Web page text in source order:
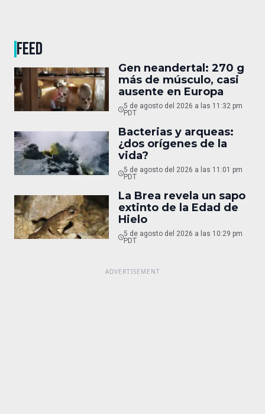
FEED
Gen neandertal: 270 g
más de músculo, casi
ausente en Europa
5 de agosto del 2026 a las 11:32 pm
PDT
Bacterias y arqueas:
¿dos orígenes de la
vida?
5 de agosto del 2026 a las 11:01 pm
PDT
La Brea revela un sapo
extinto de la Edad de
Hielo
5 de agosto del 2026 a las 10:29 pm
PDT